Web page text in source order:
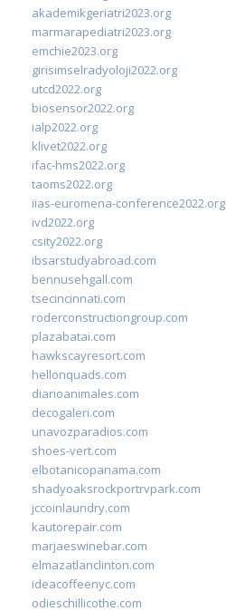
akademikgeriatri2023.org
marmarapediatri2023.org
emchie2023.org
girisimselradyoloji2022.org
utcd2022.org
biosensor2022.org
ialp2022.org
klivet2022.org
ifac-hms2022.org
taoms2022.org
iias-euromena-conference2022.org
ivd2022.org
csity2022.org
ibsarstudyabroad.com
bennusehgall.com
tsecincinnati.com
roderconstructiongroup.com
plazabatai.com
hawkscayresort.com
hellonquads.com
diarioanimales.com
decogaleri.com
unavozparadios.com
shoes-vert.com
elbotanicopanama.com
shadyoaksrockportrvpark.com
jccoinlaundry.com
kautorepair.com
marjaeswinebar.com
elmazatlanclinton.com
ideacoffeenyc.com
odieschillicothe.com